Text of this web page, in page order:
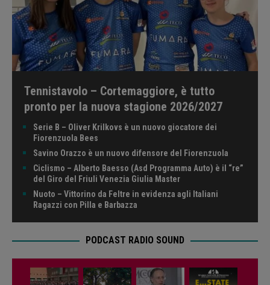
Tennistavolo – Cortemaggiore, è tutto
pronto per la nuova stagione 2026/2027
Serie B – Oliver Krilkovs è un nuovo giocatore dei
Fiorenzuola Bees
Savino Orazzo è un nuovo difensore del Fiorenzuola
Ciclismo – Alberto Baesso (Asd Programma Auto) è il “re”
del Giro del Friuli Venezia Giulia Master
Nuoto – Vittorino da Feltre in evidenza agli Italiani
Ragazzi con Pilla e Barbazza
PODCAST RADIO SOUND